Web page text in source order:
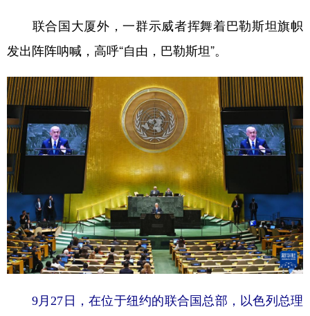
联合国大厦外，一群示威者挥舞着巴勒斯坦旗帜
发出阵阵呐喊，高呼“自由，巴勒斯坦”。
9月27日，在位于纽约的联合国总部，以色列总理